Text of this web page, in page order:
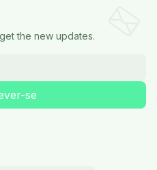
the new updates.